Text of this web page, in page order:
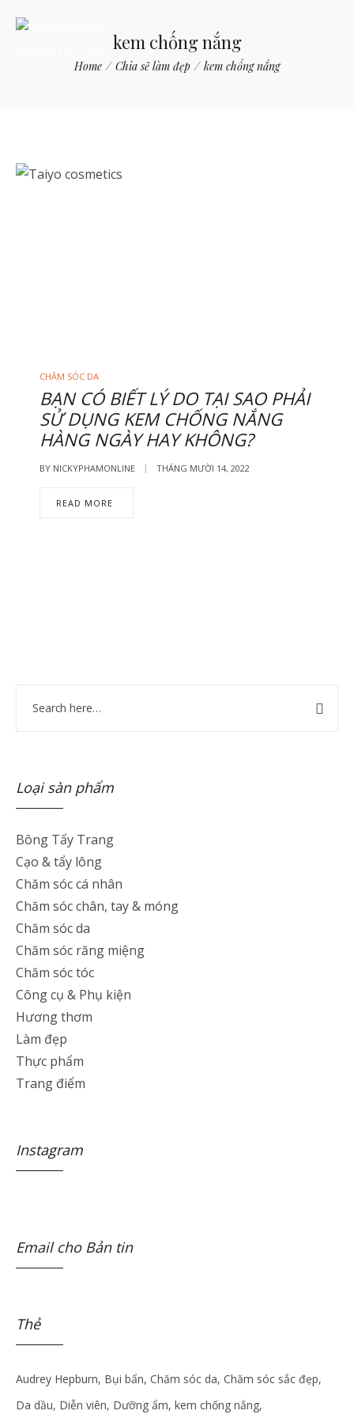
kem chống nắng
Home / Chia sẽ làm đẹp / kem chống nắng
Loại sàn phẩm
Bông Tẩy Trang
Cạo & tẩy lông
Chăm sóc cá nhân
Chăm sóc chân, tay & móng
Chăm sóc da
Chăm sóc răng miệng
Chăm sóc tóc
Công cụ & Phụ kiện
Hương thơm
Làm đẹp
Thực phẩm
Trang điểm
Instagram
Email cho Bản tin
Thẻ
Audrey Hepburn Bụi bẩn Chăm sóc da Chăm sóc sắc đẹp
Da dầu Diễn viên Dưỡng ẩm kem chống nắng
CHĂM SÓC DA
BẠN CÓ BIẾT LÝ DO TẠI SAO PHẢI
SỬ DỤNG KEM CHỐNG NẮNG
HÀNG NGÀY HAY KHÔNG?
BY NICKYPHAMONLINE THÁNG MƯỜI 14, 2022
READ MORE